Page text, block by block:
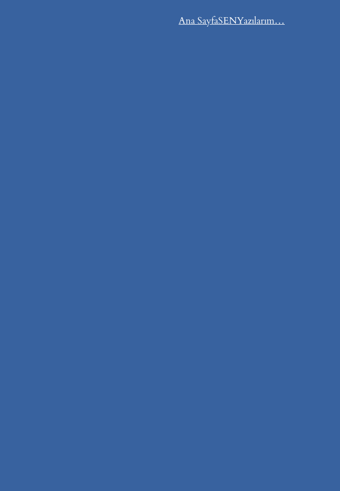
Ana SayfaSENYazılarım…